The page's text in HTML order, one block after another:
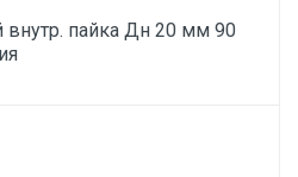
внутр. пайка Дн 20 мм 90